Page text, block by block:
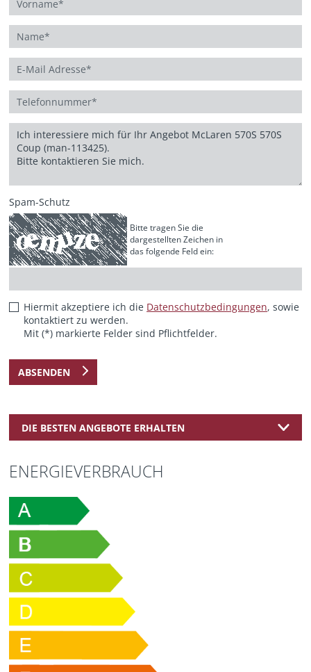
Spam-Schutz
Bitte tragen Sie die
dargestellten Zeichen in
das folgende Feld ein:
Hiermit akzeptiere ich die Datenschutzbedingungen, sowie
kontaktiert zu werden.
Mit (*) markierte Felder sind Pflichtfelder.
ABSENDEN
DIE BESTEN ANGEBOTE ERHALTEN
ENERGIEVERBRAUCH